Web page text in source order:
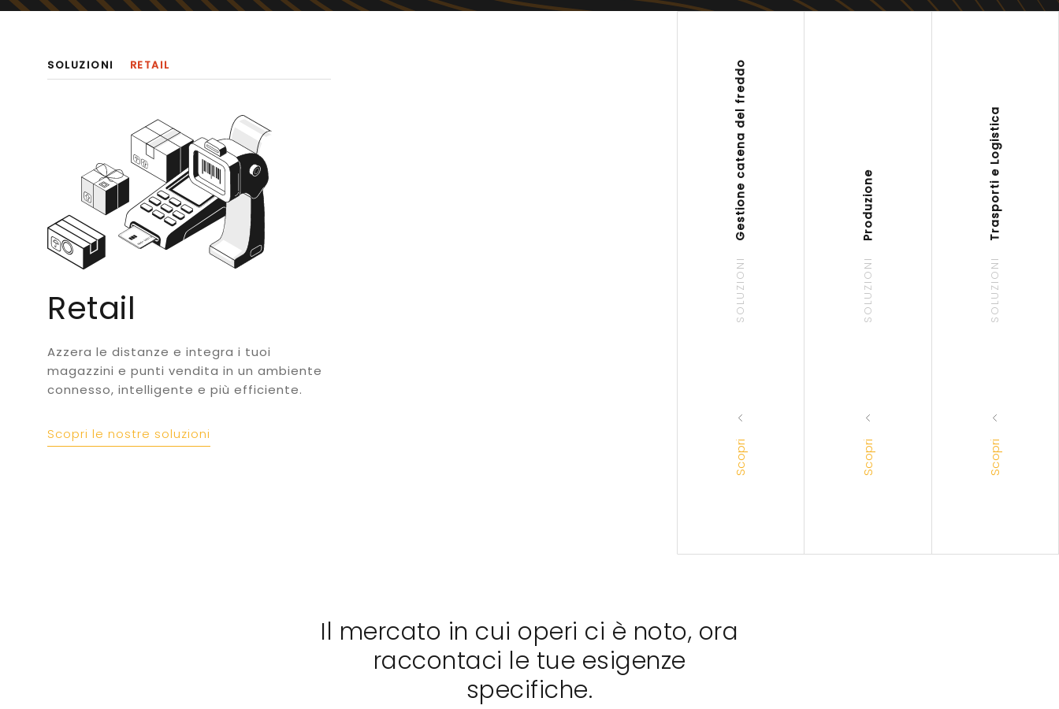
SOLUZIONI RETAIL
Retail
Azzera le distanze e integra i tuoi
magazzini e punti vendita in un ambiente
connesso, intelligente e più efficiente.
Scopri le nostre soluzioni
Scopri
SOLUZIONI
Gestione catena del freddo
Scopri
SOLUZIONI
Produzione
Scopri
SOLUZIONI
Trasporti e Logistica
Il mercato in cui operi ci è noto, ora
raccontaci le tue esigenze
specifiche.